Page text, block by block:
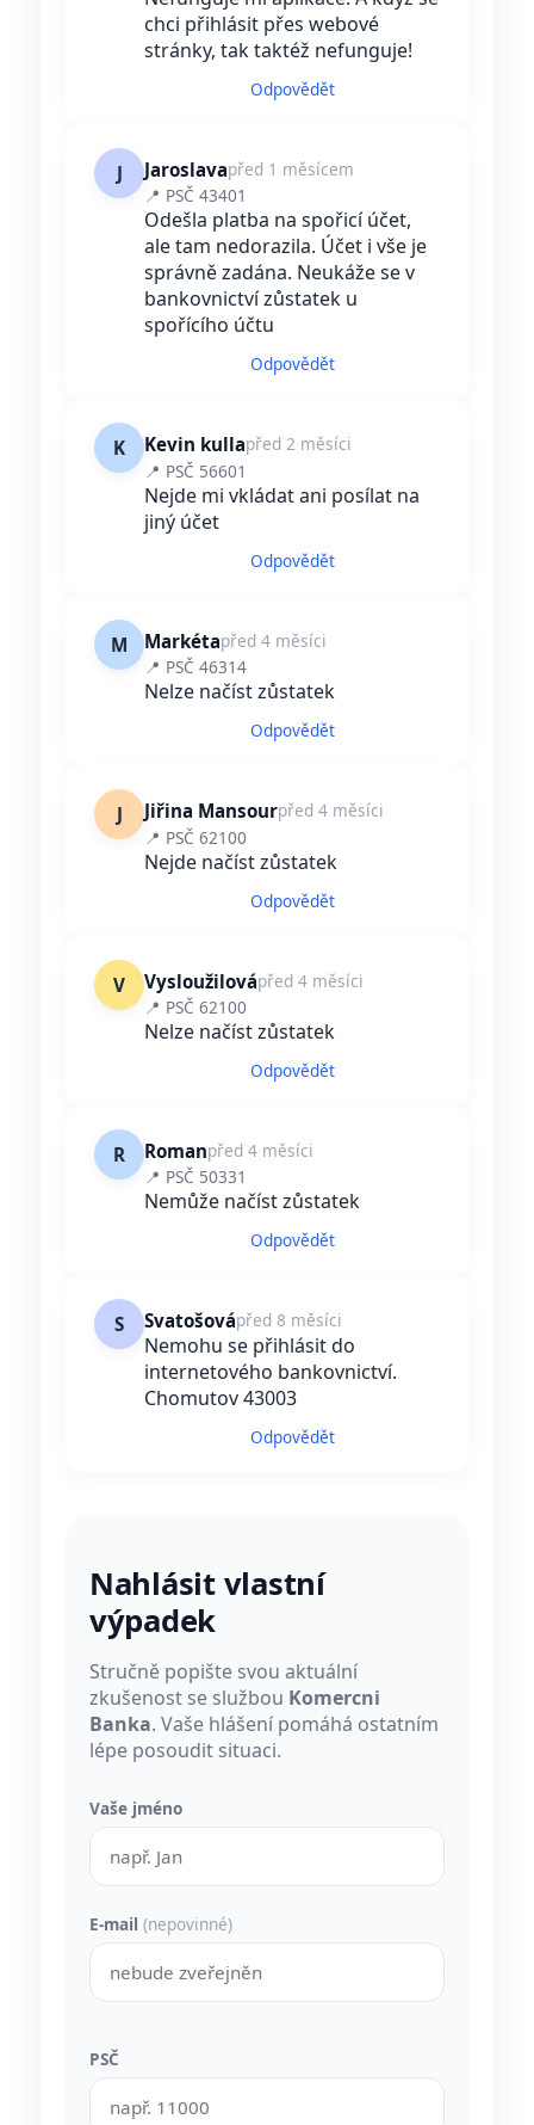
chci přihlásit přes webové
stránky, tak taktéž nefunguje!
Odpovědět
J Jaroslavapřed 1 měsícem
📍 PSČ 43401
Odešla platba na spořicí účet,
ale tam nedorazila. Účet i vše je
správně zadána. Neukáže se v
bankovnictví zůstatek u
spořícího účtu
Odpovědět
K Kevin kullapřed 2 měsíci
📍 PSČ 56601
Nejde mi vkládat ani posílat na
jiný účet
Odpovědět
M Markétapřed 4 měsíci
📍 PSČ 46314
Nelze načíst zůstatek
Odpovědět
J Jiřina Mansourpřed 4 měsíci
📍 PSČ 62100
Nejde načíst zůstatek
Odpovědět
V Vysloužilovápřed 4 měsíci
📍 PSČ 62100
Nelze načíst zůstatek
Odpovědět
R Romanpřed 4 měsíci
📍 PSČ 50331
Nemůže načíst zůstatek
Odpovědět
S Svatošovápřed 8 měsíci
Nemohu se přihlásit do
internetového bankovnictví.
Chomutov 43003
Odpovědět
Nahlásit vlastní
výpadek
Stručně popište svou aktuální
zkušenost se službou Komercni
Banka. Vaše hlášení pomáhá ostatním
lépe posoudit situaci.
Vaše jméno
E-mail (nepovinné)
PSČ